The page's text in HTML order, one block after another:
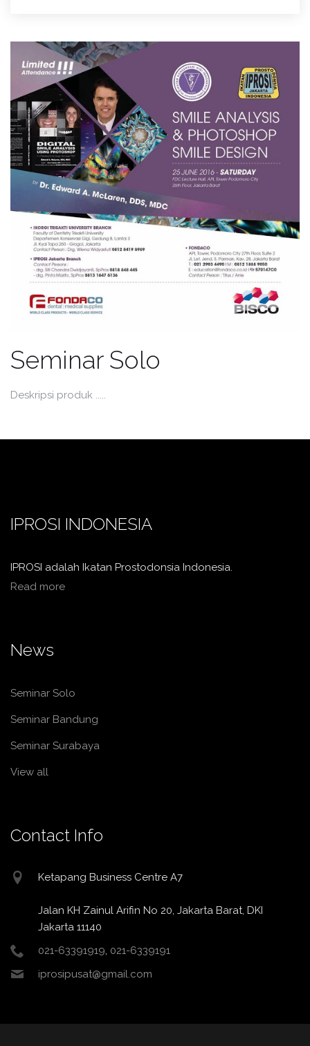
Seminar Solo
Deskripsi produk .....
IPROSI INDONESIA
IPROSI adalah Ikatan Prostodonsia Indonesia.
Read more
News
Seminar Solo
Seminar Bandung
Seminar Surabaya
View all
Contact Info
Ketapang Business Centre A7
Jalan KH Zainul Arifin No 20, Jakarta Barat, DKI
Jakarta 11140
021-63391919, 021-6339191
iprosipusat@gmail.com